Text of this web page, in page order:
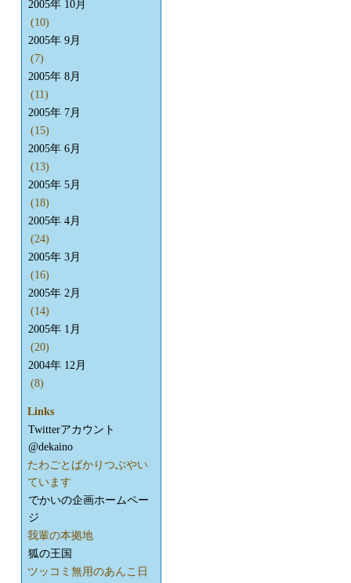
2005年 10月
(10)
2005年 9月
(7)
2005年 8月
(11)
2005年 7月
(15)
2005年 6月
(13)
2005年 5月
(18)
2005年 4月
(24)
2005年 3月
(16)
2005年 2月
(14)
2005年 1月
(20)
2004年 12月
(8)
Links
Twitterアカウント
@dekaino
たわごとばかりつぶやい
ています
でかいの企画ホームペー
ジ
我輩の本拠地
狐の王国
ツッコミ無用のあんこ日